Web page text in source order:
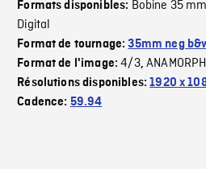
Formats disponibles: Bobine 35 mm
Digital
Format de tournage:35mm neg
Format de l'image:4/3,
Résolutions disponibles:1920 x
Cadence: 59.94